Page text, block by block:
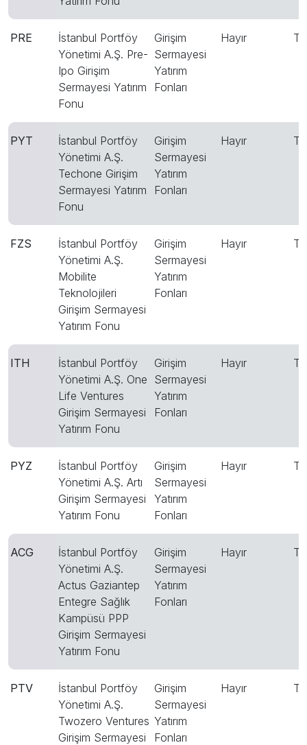
PRE
İstanbul Portföy
Yönetimi A.Ş. Pre-
Ipo Girişim
Sermayesi Yatırım
Fonu
Girişim
Sermayesi
Yatırım
Fonları
Hayır
PYT
İstanbul Portföy
Yönetimi A.Ş.
Techone Girişim
Sermayesi Yatırım
Fonu
Girişim
Sermayesi
Yatırım
Fonları
Hayır
FZS
İstanbul Portföy
Yönetimi A.Ş.
Mobilite
Teknolojileri
Girişim Sermayesi
Yatırım Fonu
Girişim
Sermayesi
Yatırım
Fonları
Hayır
ITH
İstanbul Portföy
Yönetimi A.Ş. One
Life Ventures
Girişim Sermayesi
Yatırım Fonu
Girişim
Sermayesi
Yatırım
Fonları
Hayır
PYZ
İstanbul Portföy
Yönetimi A.Ş. Artı
Girişim Sermayesi
Yatırım Fonu
Girişim
Sermayesi
Yatırım
Fonları
Hayır
ACG
İstanbul Portföy
Yönetimi A.Ş.
Actus Gaziantep
Entegre Sağlık
Kampüsü PPP
Girişim Sermayesi
Yatırım Fonu
Girişim
Sermayesi
Yatırım
Fonları
Hayır
PTV
İstanbul Portföy
Yönetimi A.Ş.
Twozero Ventures
Girişim Sermayesi
Girişim
Sermayesi
Yatırım
Fonları
Hayır